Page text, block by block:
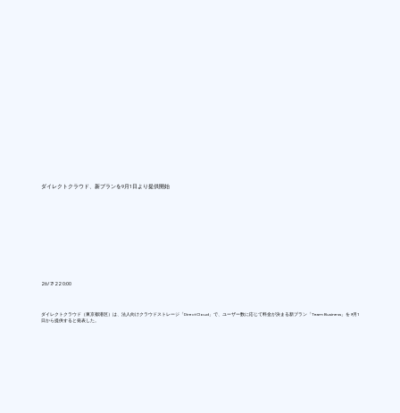
ダイレクトクラウド、新プランを9月1日より提供開始
26/7/22 0:00
ダイレクトクラウド（東京都港区）は、法人向けクラウドストレージ「DirectCloud」で、ユーザー数に応じて料金が決まる新プラン「Team Business」を9月1
日から提供すると発表した。